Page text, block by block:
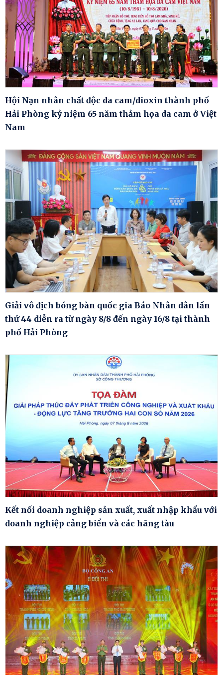
Hội Nạn nhân chất độc da cam/dioxin thành phố
Hải Phòng kỷ niệm 65 năm thảm họa da cam ở Việt
Nam
Giải vô địch bóng bàn quốc gia Báo Nhân dân lần
thứ 44 diễn ra từ ngày 8/8 đến ngày 16/8 tại thành
phố Hải Phòng
Kết nối doanh nghiệp sản xuất, xuất nhập khẩu với
doanh nghiệp cảng biển và các hãng tàu